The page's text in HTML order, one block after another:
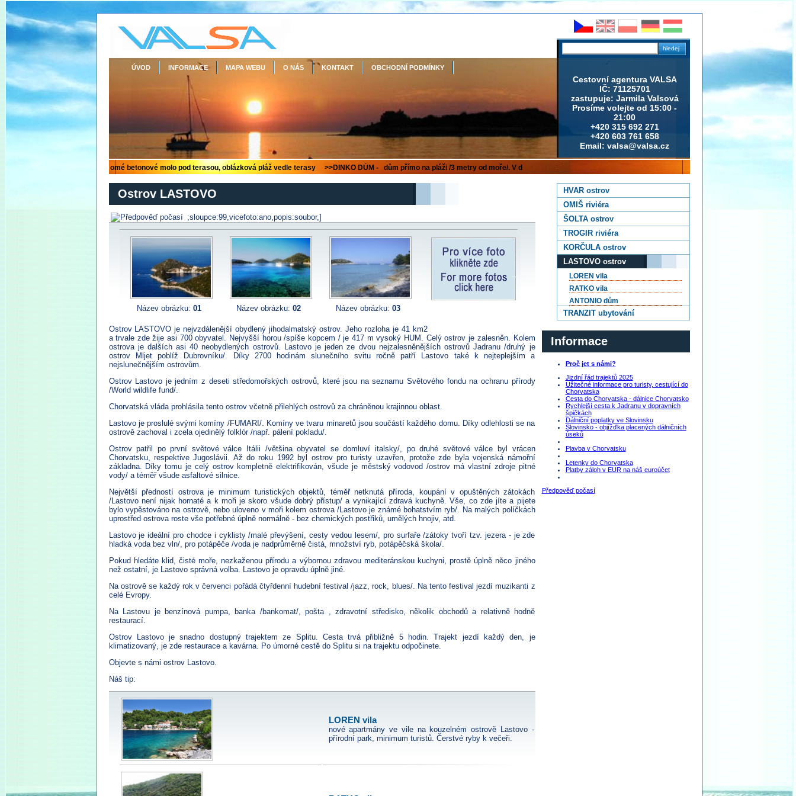
Cestovní agentura VALSA
IČ: 71125701
zastupuje: Jarmila Valsová
Prosíme volejte od 15:00 -
21:00
+420 315 692 271
+420 603 761 658
Email: valsa@valsa.cz
ÚVOD INFORMACE MAPA WEBU O NÁS KONTAKT OBCHODNÍ PODMÍNKY
Ostrov LASTOVO
Název obrázku: 01 Název obrázku: 02 Název obrázku: 03
;sloupce:99,vicefoto:ano,popis:soubor,]
Ostrov LASTOVO je nejvzdálenější obydlený jihodalmatský ostrov. Jeho rozloha je 41 km2
a trvale zde žije asi 700 obyvatel. Nejvyšší horou /spíše kopcem / je 417 m vysoký HUM. Celý ostrov je zalesněn. Kolem
ostrova je dalších asi 40 neobydlených ostrovů. Lastovo je jeden ze dvou nejzalesněnějších ostrovů Jadranu /druhý je
ostrov Mljet poblíž Dubrovníku/. Díky 2700 hodinám slunečního svitu ročně patří Lastovo také k nejteplejším a
nejslunečnějším ostrovům.
Ostrov Lastovo je jedním z deseti středomořských ostrovů, které jsou na seznamu Světového fondu na ochranu přírody
/World wildlife fund/.
Chorvatská vláda prohlásila tento ostrov včetně přilehlých ostrovů za chráněnou krajinnou oblast.
Lastovo je proslulé svými komíny /FUMARI/. Komíny ve tvaru minaretů jsou součástí každého domu. Díky odlehlosti se na
ostrově zachoval i zcela ojedinělý folklór /např. pálení pokladu/.
Ostrov patřil po první světové válce Itálii /většina obyvatel se domluví italsky/, po druhé světové válce byl vrácen
Chorvatsku, respektive Jugoslávii. Až do roku 1992 byl ostrov pro turisty uzavřen, protože zde byla vojenská námořní
základna. Díky tomu je celý ostrov kompletně elektrifikován, všude je městský vodovod /ostrov má vlastní zdroje pitné
vody/ a téměř všude asfaltové silnice.
Největší předností ostrova je minimum turistických objektů, téměř netknutá příroda, koupání v opuštěných zátokách
/Lastovo není nijak hornaté a k moři je skoro všude dobrý přístup/ a vynikající zdravá kuchyně. Vše, co zde jíte a pijete
bylo vypěstováno na ostrově, nebo uloveno v moři kolem ostrova /Lastovo je známé bohatstvím ryb/. Na malých políčkách
uprostřed ostrova roste vše potřebné úplně normálně - bez chemických postřiků, umělých hnojiv, atd.
Lastovo je ideální pro chodce i cyklisty /malé převýšení, cesty vedou lesem/, pro surfaře /zátoky tvoří tzv. jezera - je zde
hladká voda bez vln/, pro potápěče /voda je nadprůměrně čistá, množství ryb, potápěčská škola/.
Pokud hledáte klid, čisté moře, nezkaženou přírodu a výbornou zdravou mediteránskou kuchyni, prostě úplně něco jiného
než ostatní, je Lastovo správná volba. Lastovo je opravdu úplně jiné.
Na ostrově se každý rok v červenci pořádá čtyřdenní hudební festival /jazz, rock, blues/. Na tento festival jezdí muzikanti z
celé Evropy.
Na Lastovu je benzínová pumpa, banka /bankomat/, pošta , zdravotní středisko, několik obchodů a relativně hodně
restaurací.
Ostrov Lastovo je snadno dostupný trajektem ze Splitu. Cesta trvá přibližně 5 hodin. Trajekt jezdí každý den, je
klimatizovaný, je zde restaurace a kavárna. Po úmorné cestě do Splitu si na trajektu odpočinete.
Objevte s námi ostrov Lastovo.
Náš tip:
LOREN vila
nové apartmány ve vile na kouzelném ostrově Lastovo -
přírodní park, minimum turistů. Čerstvé ryby k večeři.
HVAR ostrov
OMIŠ riviéra
ŠOLTA ostrov
TROGIR riviéra
KORČULA ostrov
LASTOVO ostrov
LOREN vila
RATKO vila
ANTONIO dům
TRANZIT ubytování
Informace
Proč jet s námi?
Jizdní řád trajektů 2025
Užitečné informace pro turisty, cestující do
Chorvatska
Cesta do Chorvatska - dálnice Chorvatsko
Rychlejší cesta k Jadranu v dopravních
špičkách
Dálniční poplatky ve Slovinsku
Slovinsko - objížďka placených dálničních
úseků
Plavba v Chorvatsku
Letenky do Chorvatska
Platby záloh v EUR na náš euroúčet
Předpověď počasí